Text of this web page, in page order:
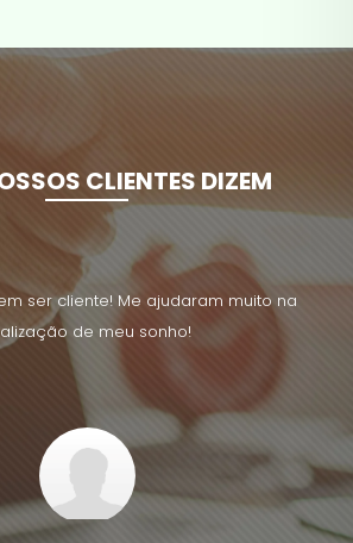
CLIENTES DIZEM
ser cliente! Me ajudaram muito na
de meu sonho!